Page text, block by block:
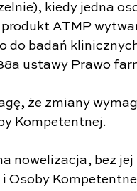
kiedy jedna
ATMP
do badań
ustawy Prawo
że zmiany
Kompetentnej.
nowelizacja, bez
Osoby